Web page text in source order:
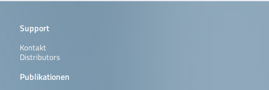
Support
Kontakt
Distributors
Publikationen